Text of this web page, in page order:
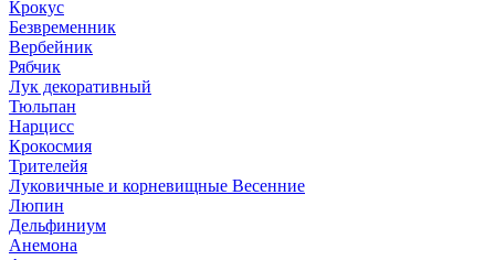
Крокус
Безвременник
Вербейник
Рябчик
Лук декоративный
Тюльпан
Нарцисс
Крокосмия
Трителейя
Луковичные и корневищные Весенние
Люпин
Дельфиниум
Анемона